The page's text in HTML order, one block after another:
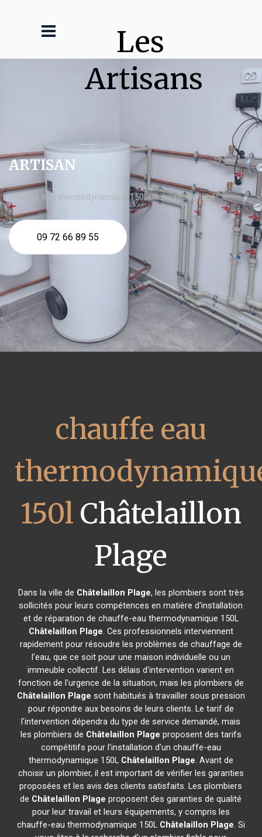
Les
Artisans
ARTISAN
chauffe eau thermodynamique 150l Châtelaillon Plage
09 72 66 89 55
chauffe eau
150l Châtelaillon
Plage
Dans la ville de Châtelaillon Plage, les plombiers sont très
sollicités pour leurs compétences en matière d'installation
et de réparation de chauffe-eau thermodynamique 150L
Châtelaillon Plage. Ces professionnels interviennent
rapidement pour résoudre les problèmes de chauffage de
l'eau, que ce soit pour une maison individuelle ou un
immeuble collectif. Les délais d'intervention varient en
fonction de l'urgence de la situation, mais les plombiers de
Châtelaillon Plage sont habitués à travailler sous pression
pour répondre aux besoins de leurs clients. Le tarif de
l'intervention dépendra du type de service demandé, mais
les plombiers de Châtelaillon Plage proposent des tarifs
compétitifs pour l'installation d'un chauffe-eau
thermodynamique 150L Châtelaillon Plage. Avant de
choisir un plombier, il est important de vérifier les garanties
proposées et les avis des clients satisfaits. Les plombiers
de Châtelaillon Plage proposent des garanties de qualité
pour leur travail et leurs équipements, y compris les
chauffe-eau thermodynamique 150L Châtelaillon Plage. Si